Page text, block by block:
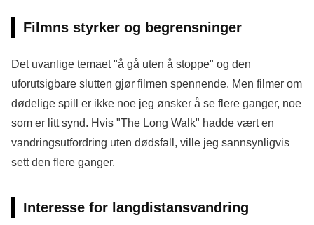
Filmns styrker og begrensninger
Det uvanlige temaet "å gå uten å stoppe" og den
uforutsigbare slutten gjør filmen spennende. Men filmer om
dødelige spill er ikke noe jeg ønsker å se flere ganger, noe
som er litt synd. Hvis "The Long Walk" hadde vært en
vandringsutfordring uten dødsfall, ville jeg sannsynligvis
sett den flere ganger.
Interesse for langdistansvandring